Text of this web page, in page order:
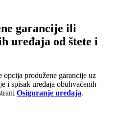
garancije ili
uređaja od štete i
opcija produžene garancije uz
i spisak uređaja obuhvaćenih
Osiguranje uređaja.